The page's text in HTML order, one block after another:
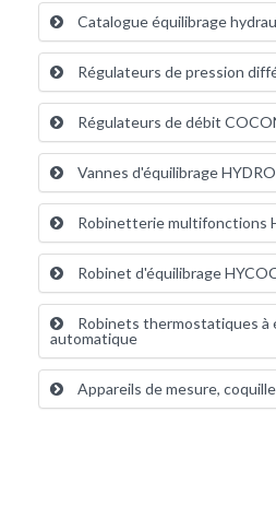
Catalogue équilibrage
Régulateurs de pression
Régulateurs de débit
Vannes d'équilibrage
Robinetterie multifonctions
Robinet d'équilibrage
Robinets thermostatiques à
automatique
Appareils de mesure,